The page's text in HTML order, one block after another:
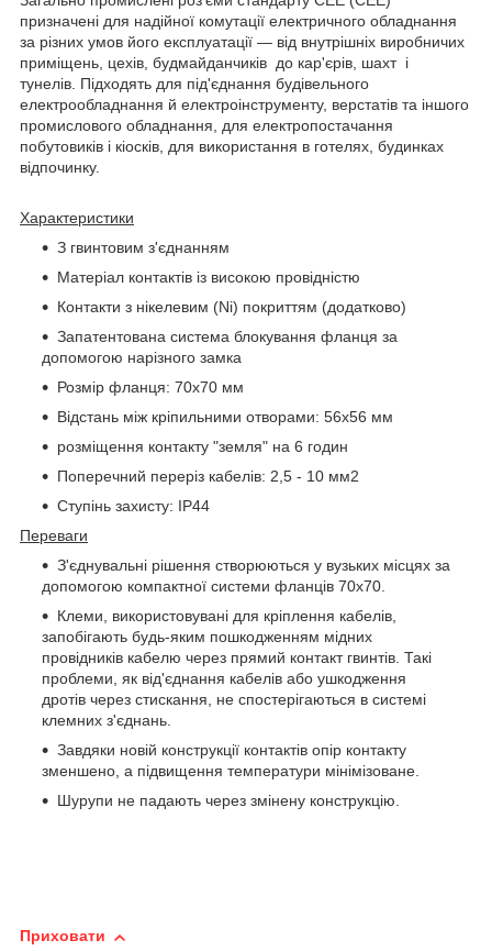
призначені для надійної комутації електричного обладнання
за різних умов його експлуатації — від внутрішніх виробничих
приміщень, цехів, будмайданчиків до кар'єрів, шахт і
тунелів. Підходять для під'єднання будівельного
електрообладнання й електроінструменту, верстатів та іншого
промислового обладнання, для електропостачання
побутовиків і кіосків, для використання в готелях, будинках
відпочинку.
Характеристики
З гвинтовим з'єднанням
Матеріал контактів із високою провідністю
Контакти з нікелевим (Ni) покриттям (додатково)
Запатентована система блокування фланця за
допомогою нарізного замка
Розмір фланця: 70x70 мм
Відстань між кріпильними отворами: 56x56 мм
розміщення контакту "земля" на 6 годин
Поперечний переріз кабелів: 2,5 - 10 мм2
Ступінь захисту: IP44
Переваги
З'єднувальні рішення створюються у вузьких місцях за
допомогою компактної системи фланців 70x70.
Клеми, використовувані для кріплення кабелів,
запобігають будь-яким пошкодженням мідних
провідників кабелю через прямий контакт гвинтів. Такі
проблеми, як від'єднання кабелів або ушкодження
дротів через стискання, не спостерігаються в системі
клемних з'єднань.
Завдяки новій конструкції контактів опір контакту
зменшено, а підвищення температури мінімізоване.
Шурупи не падають через змінену конструкцію.
Приховати